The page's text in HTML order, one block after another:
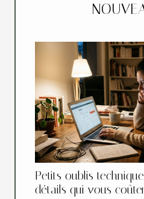
Petits oublis
détails qui vous